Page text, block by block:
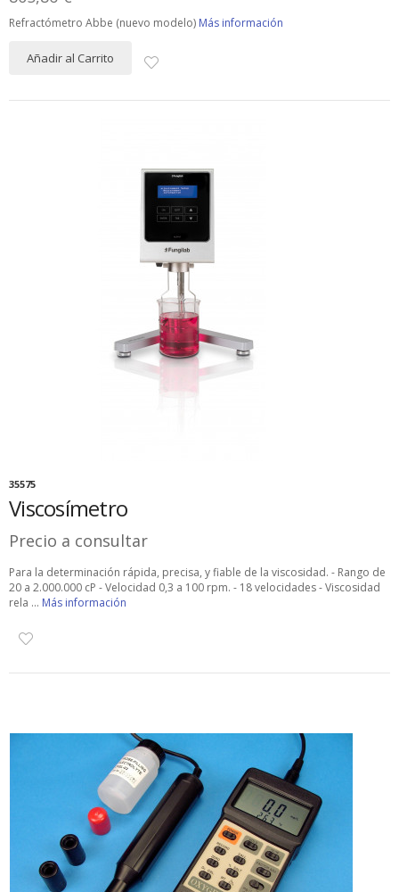
Refractómetro Abbe (nuevo modelo) Más información
Añadir al Carrito
35575
Viscosímetro
Precio a consultar
Para la determinación rápida, precisa, y fiable de la viscosidad. - Rango de
20 a 2.000.000 cP - Velocidad 0,3 a 100 rpm. - 18 velocidades - Viscosidad
rela ... Más información